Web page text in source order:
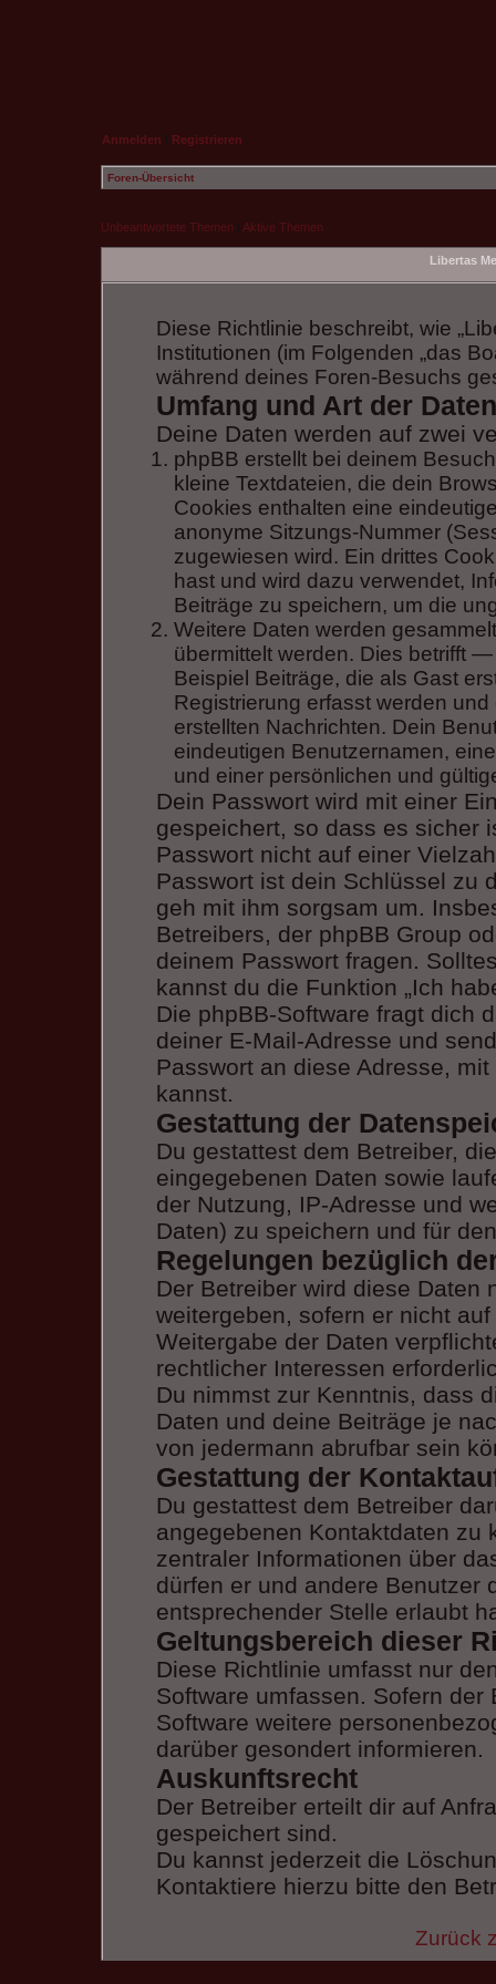
Anmelden Registrieren
Foren-Übersicht
Unbeantwortete Themen Aktive Themen
Libertas
Diese Richtlinie beschreibt, wie
Institutionen (im Folgenden „das
während deines Foren-Besuchs
Umfang und Art der
Deine Daten werden auf zwei
phpBB erstellt bei deinem
kleine Textdateien, die dein
Cookies enthalten eine
anonyme Sitzungs-Nummer
zugewiesen wird. Ein drittes
hast und wird dazu verwendet,
Beiträge zu speichern, um die
Weitere Daten werden
übermittelt werden. Dies betrifft
Beispiel Beiträge, die als Gast
Registrierung erfasst werden
erstellten Nachrichten. Dein
eindeutigen Benutzernamen,
und einer persönlichen und
Dein Passwort wird mit einer
gespeichert, so dass es sicher
Passwort nicht auf einer
Passwort ist dein Schlüssel zu
geh mit ihm sorgsam um.
Betreibers, der phpBB Group
deinem Passwort fragen.
kannst du die Funktion „Ich
Die phpBB-Software fragt dich
deiner E-Mail-Adresse und
Passwort an diese Adresse,
kannst.
Gestattung der
Du gestattest dem Betreiber,
eingegebenen Daten sowie
der Nutzung, IP-Adresse und
Daten) zu speichern und für
Regelungen bezüglich
Der Betreiber wird diese Daten
weitergeben, sofern er nicht
Weitergabe der Daten
rechtlicher Interessen
Du nimmst zur Kenntnis, dass
Daten und deine Beiträge je
von jedermann abrufbar sein
Gestattung der
Du gestattest dem Betreiber
angegebenen Kontaktdaten zu
zentraler Informationen über
dürfen er und andere Benutzer
entsprechender Stelle erlaubt
Geltungsbereich dieser
Diese Richtlinie umfasst nur
Software umfassen. Sofern
Software weitere
darüber gesondert informieren.
Auskunftsrecht
Der Betreiber erteilt dir auf
gespeichert sind.
Du kannst jederzeit die
Kontaktiere hierzu bitte den
Zurück